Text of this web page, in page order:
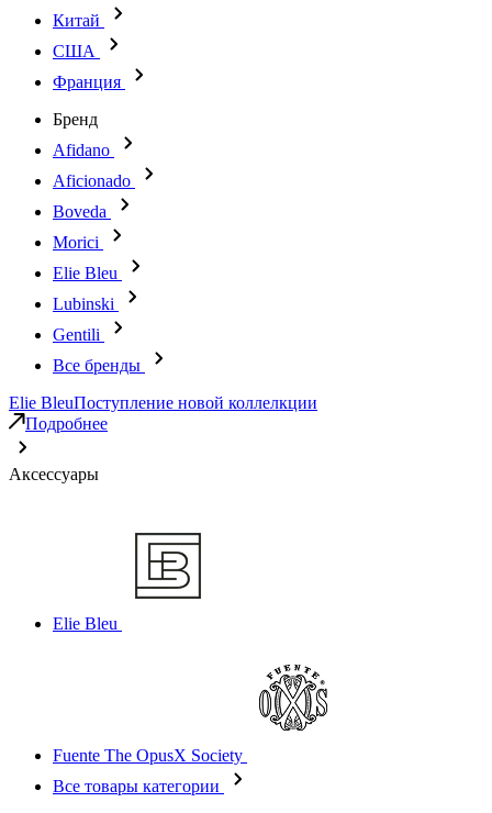
Китай
США
Франция
Бренд
Afidano
Aficionado
Boveda
Morici
Elie Bleu
Lubinski
Gentili
Все бренды
Elie BleuПоступление новой коллелкции
Подробнее
Аксессуары
Elie Bleu
Fuente The OpusX Society
Все товары категории